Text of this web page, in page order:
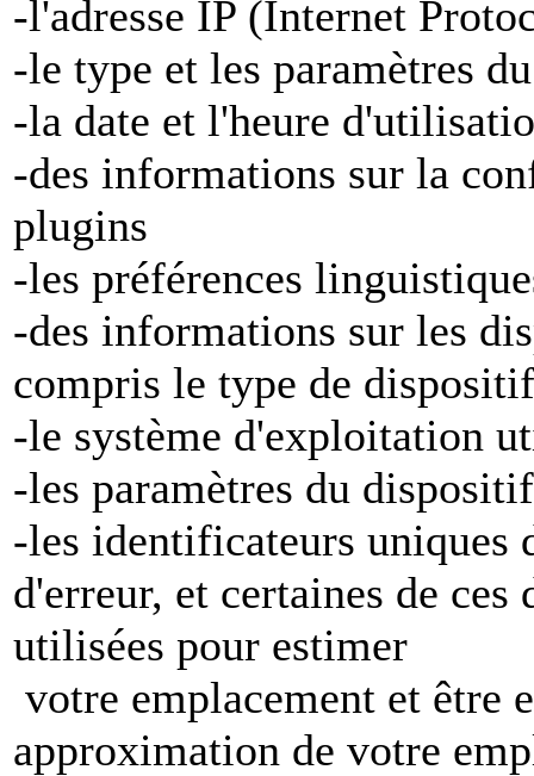
-l'adresse IP (Internet
-le type et les paramètres
-la date et l'heure
-des informations sur la
plugins
-les préférences
-des informations sur les
compris le type de dispositif
-le système d'exploitation
-les paramètres du dispositif
-les identificateurs uniques
d'erreur, et certaines de
utilisées pour estimer
votre emplacement et être
approximation de votre